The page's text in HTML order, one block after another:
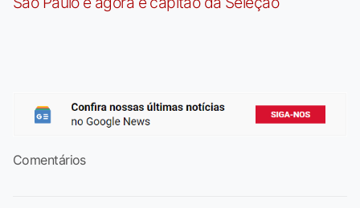
Comentários